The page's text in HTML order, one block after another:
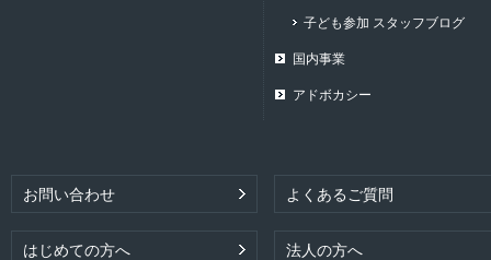
子ども参加 スタッフブログ
国内事業
アドボカシー
お問い合わせ よくあるご質問
はじめての方へ 法人の方へ